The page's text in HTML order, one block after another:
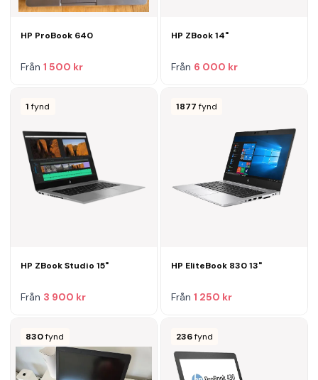
HP ProBook 640
Från 1 500 kr
HP ZBook 14"
Från 6 000 kr
1 fynd
HP ZBook Studio 15"
Från 3 900 kr
1877 fynd
HP EliteBook 830 13"
Från 1 250 kr
830 fynd 236 fynd